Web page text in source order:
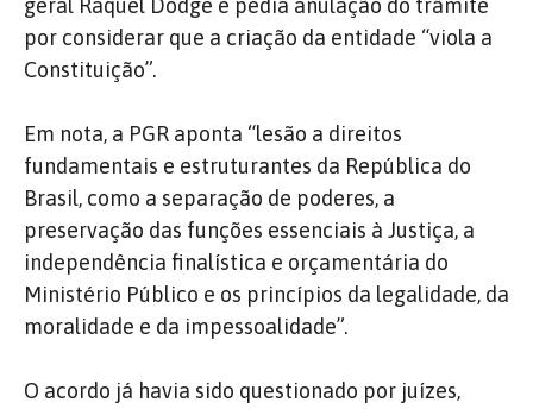
geral Raquel Dodge e pedia anulação do trâmite
por considerar que a criação da entidade “viola a
Constituição”.
Em nota, a PGR aponta “lesão a direitos
fundamentais e estruturantes da República do
Brasil, como a separação de poderes, a
preservação das funções essenciais à Justiça, a
independência finalística e orçamentária do
Ministério Público e os princípios da legalidade, da
moralidade e da impessoalidade”.
O acordo já havia sido questionado por juízes,